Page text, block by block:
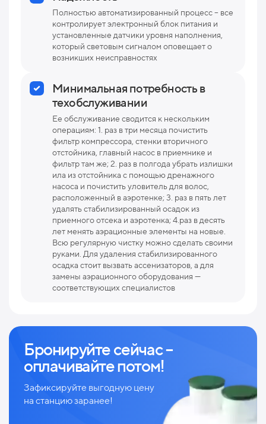
Полностью автоматизированный процесс – все
контролирует электронный блок питания и
установленные датчики уровня наполнения,
который световым сигналом оповещает о
возникших неисправностях
Минимальная потребность в
техобслуживании
Ее обслуживание сводится к нескольким
операциям: 1. раз в три месяца почистить
фильтр компрессора, стенки вторичного
отстойника, главный насос в приемнике и
фильтр там же; 2. раз в полгода убрать излишки
ила из отстойника с помощью дренажного
насоса и почистить уловитель для волос,
расположенный в аэротенке; 3. раз в пять лет
удалять стабилизированный осадок из
приемного отсека и аэротенка; 4.раз в десять
лет менять аэрационные элементы на новые.
Всю регулярную чистку можно сделать своими
руками. Для удаления стабилизированного
осадка стоит вызвать ассенизаторов, а для
замены аэрационного оборудования —
соответствующих специалистов
Бронируйте сейчас –
оплачивайте потом!
Зафиксируйте выгодную цену
на станцию заранее!